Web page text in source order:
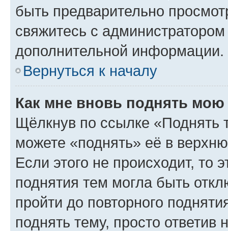
быть предварительно
свяжитесь с
дополнительной информации.
Вернуться к началу
Как мне вновь поднять мою
Щёлкнув по ссылке «Поднять
можете «поднять» её в
Если этого не происходит, то
поднятия тем могла быть
пройти до повторного
поднять тему, просто ответив